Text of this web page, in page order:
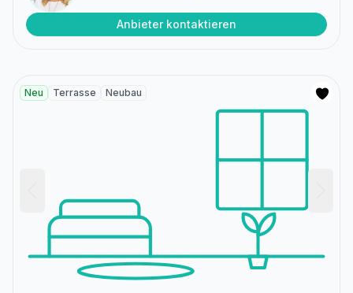
Anbieter kontaktieren
Neu Terrasse Neubau